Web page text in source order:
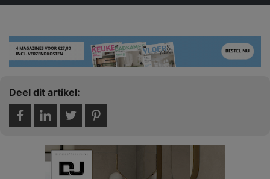
Deel dit artikel: